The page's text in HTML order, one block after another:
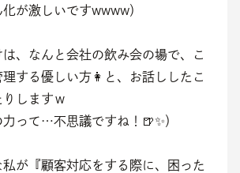
化が激しいですwwww）
、なんと会社の飲み会の場で、こ
理する優しい方👩と、お話ししたこ
しますｗ
力って…不思議ですね！🍺✨）
が『顧客対応をする際に、困った